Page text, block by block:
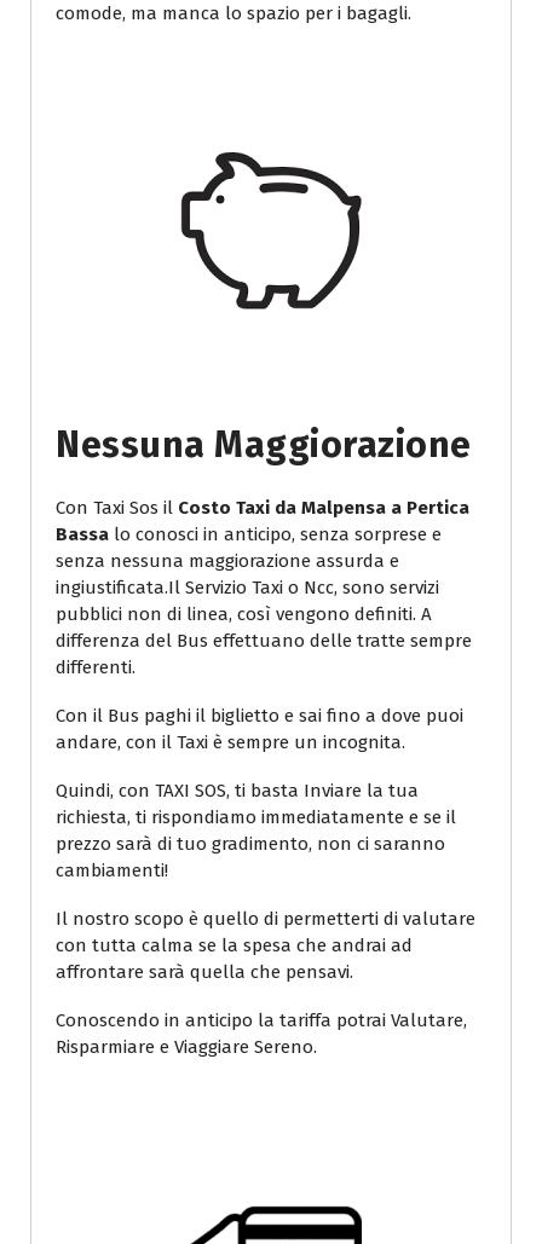
comode, ma manca lo spazio per i bagagli.
Nessuna Maggiorazione
Con Taxi Sos il Costo Taxi da Malpensa a Pertica
Bassa lo conosci in anticipo, senza sorprese e
senza nessuna maggiorazione assurda e
ingiustificata.Il Servizio Taxi o Ncc, sono servizi
pubblici non di linea, così vengono definiti. A
differenza del Bus effettuano delle tratte sempre
differenti.
Con il Bus paghi il biglietto e sai fino a dove puoi
andare, con il Taxi è sempre un incognita.
Quindi, con TAXI SOS, ti basta Inviare la tua
richiesta, ti rispondiamo immediatamente e se il
prezzo sarà di tuo gradimento, non ci saranno
cambiamenti!
Il nostro scopo è quello di permetterti di valutare
con tutta calma se la spesa che andrai ad
affrontare sarà quella che pensavi.
Conoscendo in anticipo la tariffa potrai Valutare,
Risparmiare e Viaggiare Sereno.